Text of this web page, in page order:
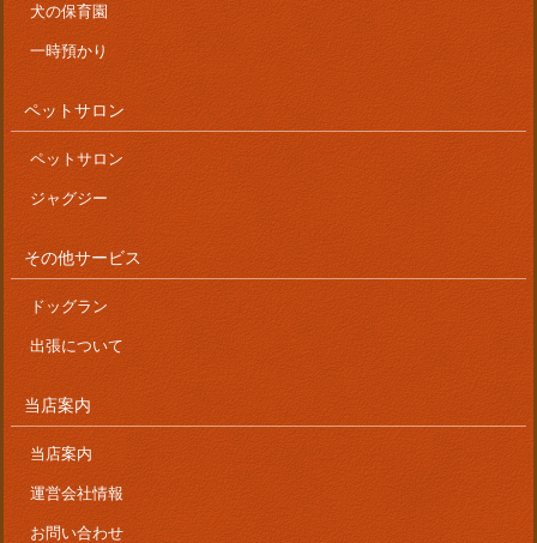
犬の保育園
一時預かり
ペットサロン
ペットサロン
ジャグジー
その他サービス
ドッグラン
出張について
当店案内
当店案内
運営会社情報
お問い合わせ